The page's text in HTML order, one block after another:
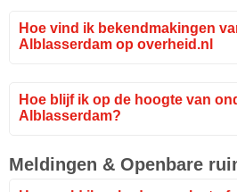
Hoe vind ik bekendmakingen
Alblasserdam op overheid.nl
Hoe blijf ik op de hoogte van
Alblasserdam?
Meldingen & Openbare